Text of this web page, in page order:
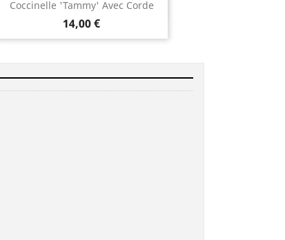
Coccinelle 'Tammy' Avec Corde
14,00 €
Aperçu rapide